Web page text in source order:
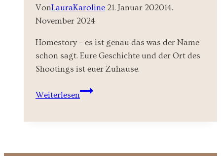
VonLauraKaroline 21. Januar 202014.
November 2024
Homestory – es ist genau das was der Name
schon sagt. Eure Geschichte und der Ort des
Shootings ist euer Zuhause.
Weiterlesen
Homestory